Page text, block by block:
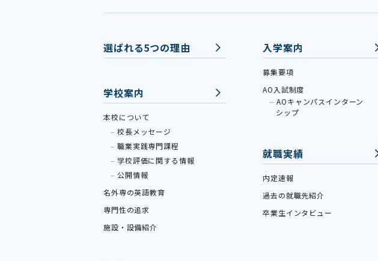
選ばれる5つの理由
学校案内
本校について
校長メッセージ
職業実践専門課程
学校評価に関する情報
公開情報
名外専の英語教育
専門性の追求
施設・設備紹介
入学案内
募集要項
AO入試制度
AOキャンパスインターン
シップ
就職実績
内定速報
過去の就職先紹介
卒業生インタビュー